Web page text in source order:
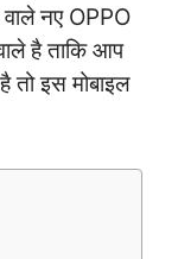
नए OPPO
है ताकि आप
तो इस मोबाइल